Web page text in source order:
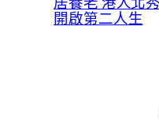
開啟第二人生